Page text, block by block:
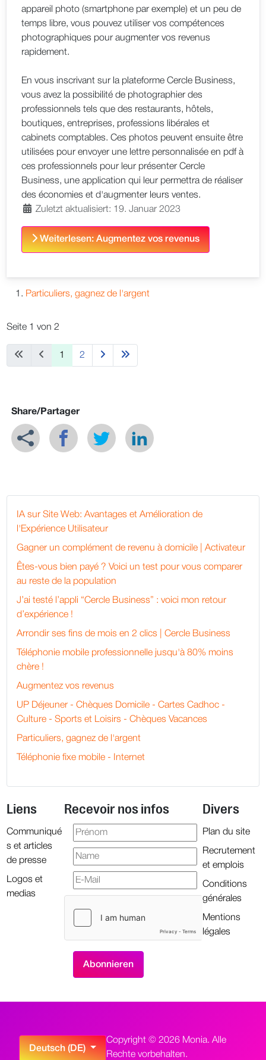
appareil photo (smartphone par exemple) et un peu de
temps libre, vous pouvez utiliser vos compétences
photographiques pour augmenter vos revenus
rapidement.
En vous inscrivant sur la plateforme Cercle Business,
vous avez la possibilité de photographier des
professionnels tels que des restaurants, hôtels,
boutiques, entreprises, professions libérales et
cabinets comptables. Ces photos peuvent ensuite être
utilisées pour envoyer une lettre personnalisée en pdf à
ces professionnels pour leur présenter Cercle
Business, une application qui leur permettra de réaliser
des économies et d'augmenter leurs ventes.
Zuletzt aktualisiert: 19. Januar 2023
Weiterlesen: Augmentez vos revenus
Particuliers, gagnez de l'argent
Seite 1 von 2
1 2
Share/Partager
IA sur Site Web: Avantages et Amélioration de
l'Expérience Utilisateur
Gagner un complément de revenu à domicile | Activateur
Êtes-vous bien payé ? Voici un test pour vous comparer
au reste de la population
J’ai testé l’appli “Cercle Business” : voici mon retour
d’expérience !
Arrondir ses fins de mois en 2 clics | Cercle Business
Téléphonie mobile professionnelle jusqu'à 80% moins
chère !
Augmentez vos revenus
UP Déjeuner - Chèques Domicile - Cartes Cadhoc -
Culture - Sports et Loisirs - Chèques Vacances
Particuliers, gagnez de l'argent
Téléphonie fixe mobile - Internet
Liens
Communiqué
s et articles
de presse
Logos et
medias
Recevoir nos infos Divers
Plan du site
Recrutement
et emplois
Conditions
générales
Mentions
légales
Deutsch (DE)
Copyright © 2026 Monia. Alle
Rechte vorbehalten.